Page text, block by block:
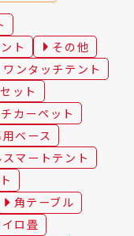
ト
その他
ワンタッチテント
ット
カーペット
ベース
スマートテント
角テーブル
ロ畳